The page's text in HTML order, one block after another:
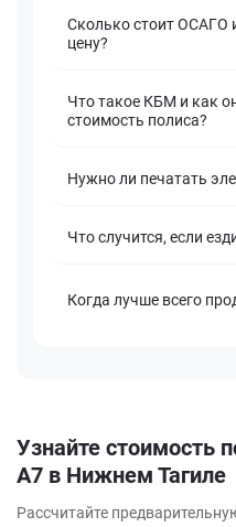
Сколько стоит ОСАГО
цену?
Что такое КБМ и как
стоимость полиса?
Нужно ли печатать
Что случится, если
Когда лучше всего
Узнайте стоимость
A7 в Нижнем Тагиле
Рассчитайте